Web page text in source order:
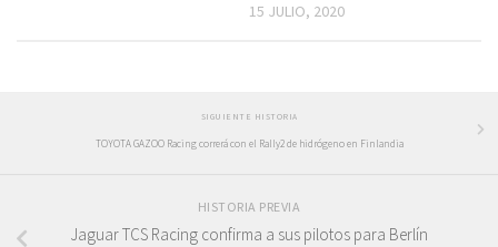
15 JULIO, 2020
SIGUIENTE HISTORIA
TOYOTA GAZOO Racing correrá con el Rally2 de hidrógeno en Finlandia
HISTORIA PREVIA
Jaguar TCS Racing confirma a sus pilotos para Berlín